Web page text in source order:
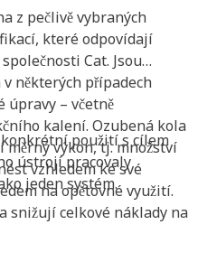
z pečlivě vybraných
které odpovídají
Cat. Jsou
některých případech
úpravy – včetně
kalení. Ozubená kola
měrný výkon, tj. množství
vzhledem ke své
na opětovné využití.
snižují celkové náklady na
použití s cílem
ústrojí pracovaly
jeden systém.